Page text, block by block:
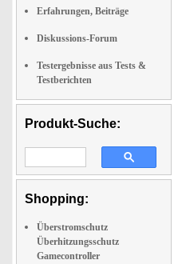
Erfahrungen, Beiträge
Diskussions-Forum
Testergebnisse aus Tests &
Testberichten
Produkt-Suche:
Shopping:
Überstromschutz
Überhitzungsschutz
Gamecontroller